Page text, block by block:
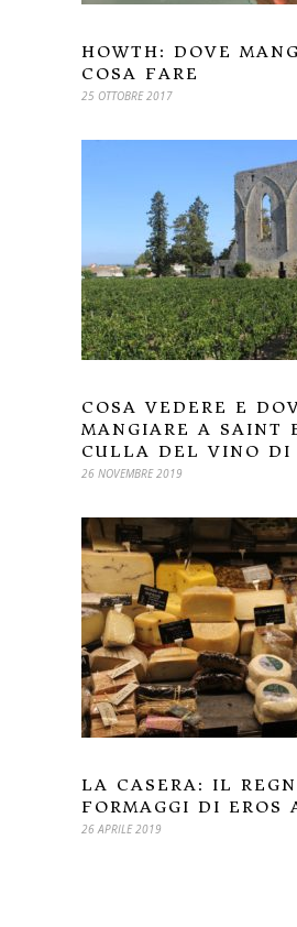
HOWTH: DOVE
COSA FARE
25 OTTOBRE 2017
COSA VEDERE E
MANGIARE A SAINT
CULLA DEL VINO DI
26 NOVEMBRE 2019
LA CASERA: IL
FORMAGGI DI EROS
26 APRILE 2019